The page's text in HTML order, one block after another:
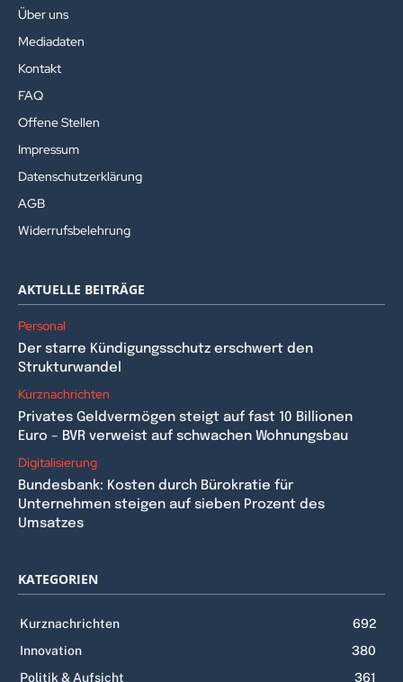
Über uns
Mediadaten
Kontakt
FAQ
Offene Stellen
Impressum
Datenschutzerklärung
AGB
Widerrufsbelehrung
AKTUELLE BEITRÄGE
Personal
Der starre Kündigungsschutz erschwert den
Strukturwandel
Kurznachrichten
Privates Geldvermögen steigt auf fast 10 Billionen
Euro – BVR verweist auf schwachen Wohnungsbau
Digitalisierung
Bundesbank: Kosten durch Bürokratie für
Unternehmen steigen auf sieben Prozent des
Umsatzes
KATEGORIEN
Kurznachrichten
692
Innovation
380
Politik & Aufsicht
361